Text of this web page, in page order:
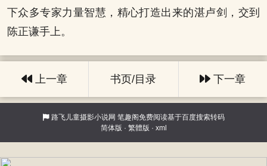
下众多专家力量智慧，精心打造出来的湛卢剑，交到
陈正谦手上。
上一章 书页/目录 下一章
路飞儿童摄影小说网 笔趣阁免费阅读基于百度搜索转码
简体版 · 繁體版 · xml